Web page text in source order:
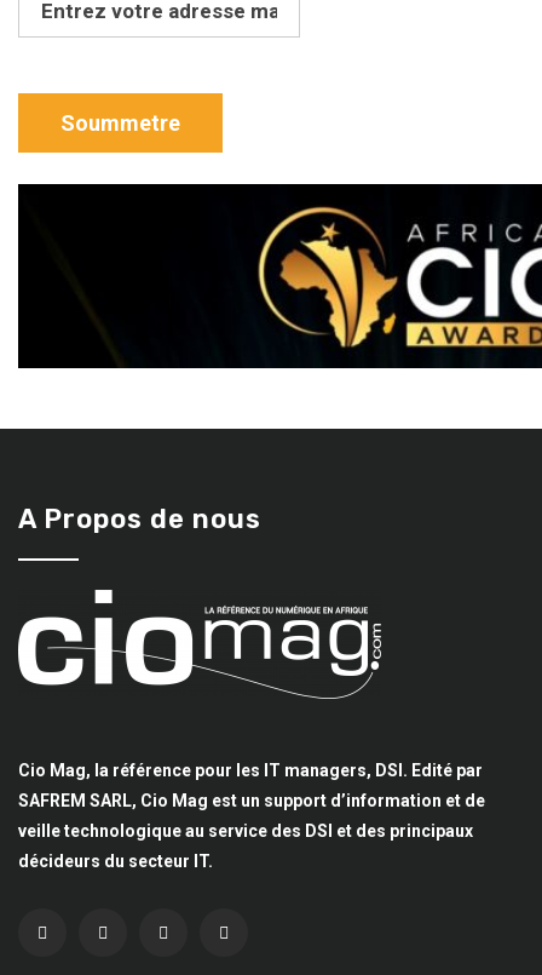
A Propos de nous
Cio Mag, la référence pour les IT managers, DSI. Edité par
SAFREM SARL, Cio Mag est un support d’information et de
veille technologique au service des DSI et des principaux
décideurs du secteur IT.